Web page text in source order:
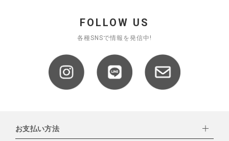
FOLLOW US
各種SNSで情報を発信中!
お支払い方法